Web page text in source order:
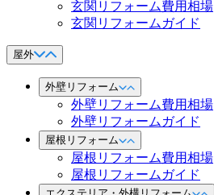
玄関リフォーム費用相場
玄関リフォームガイド
屋外
外壁リフォーム
外壁リフォーム費用相場
外壁リフォームガイド
屋根リフォーム
屋根リフォーム費用相場
屋根リフォームガイド